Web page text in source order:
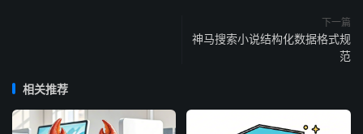
下一篇
神马搜索小说结构化数据格式规
范
相关推荐